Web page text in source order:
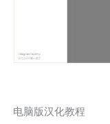
电脑版汉化教程